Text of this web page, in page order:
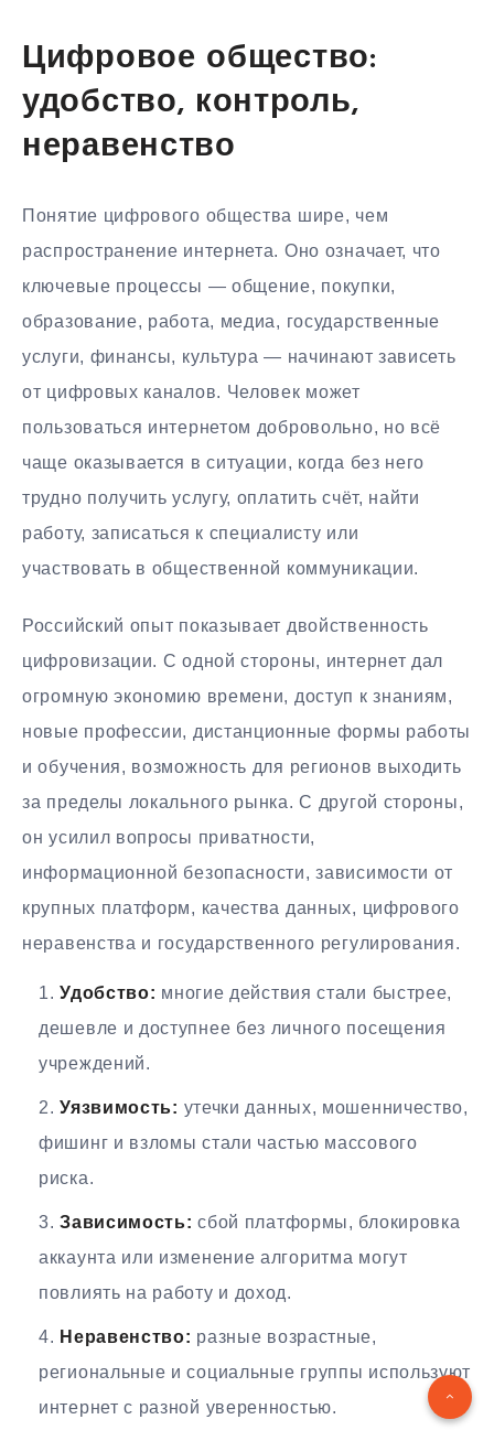
Цифровое общество:
удобство, контроль,
неравенство
Понятие цифрового общества шире, чем
распространение интернета. Оно означает, что
ключевые процессы — общение, покупки,
образование, работа, медиа, государственные
услуги, финансы, культура — начинают зависеть
от цифровых каналов. Человек может
пользоваться интернетом добровольно, но всё
чаще оказывается в ситуации, когда без него
трудно получить услугу, оплатить счёт, найти
работу, записаться к специалисту или
участвовать в общественной коммуникации.
Российский опыт показывает двойственность
цифровизации. С одной стороны, интернет дал
огромную экономию времени, доступ к знаниям,
новые профессии, дистанционные формы работы
и обучения, возможность для регионов выходить
за пределы локального рынка. С другой стороны,
он усилил вопросы приватности,
информационной безопасности, зависимости от
крупных платформ, качества данных, цифрового
неравенства и государственного регулирования.
Удобство: многие действия стали быстрее,
дешевле и доступнее без личного посещения
учреждений.
Уязвимость: утечки данных, мошенничество,
фишинг и взломы стали частью массового
риска.
Зависимость: сбой платформы, блокировка
аккаунта или изменение алгоритма могут
повлиять на работу и доход.
Неравенство: разные возрастные,
региональные и социальные группы используют
интернет с разной уверенностью.